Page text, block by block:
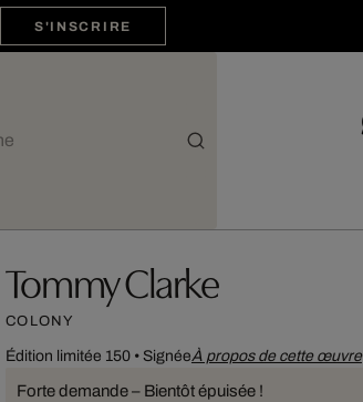
S'INSCRIRE
Tommy Clarke
COLONY
Édition limitée 150• SignéeÀ propos de cette œuvre
Forte demande – Bientôt épuisée !